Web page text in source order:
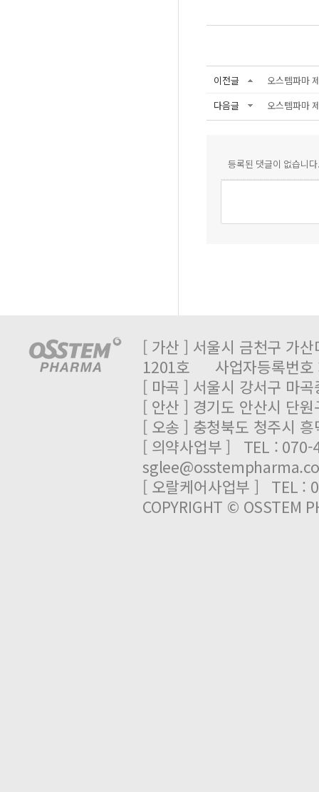
이전글
오스템파마
다음글
오스템파마
등록된 댓글이 없습니
[ 가산 ] 서울시 금천구 가
1201호 사업자등록번
[ 마곡 ] 서울시 강서구 마
[ 안산 ] 경기도 안산시 단
[ 오송 ] 충청북도 청주시
[ 의약사업부 ] TEL :
[ 오랄케어사업부 ] TEL
COPYRIGHT © OSSTEM